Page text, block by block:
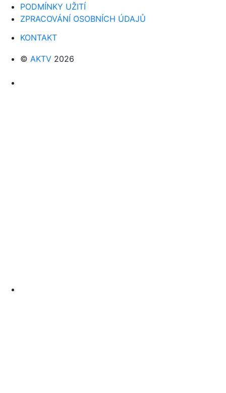
PODMÍNKY UŽITÍ
ZPRACOVÁNÍ OSOBNÍCH ÚDAJŮ
KONTAKT
© AKTV 2026